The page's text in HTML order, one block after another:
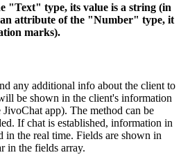
"Text" type, its value is a string (in
attribute of the "Number" type, it
marks).
any additional info about the client to
be shown in the client's information
app). The method can be
If chat is established, information in
in the real time. Fields are shown in
in the fields array.